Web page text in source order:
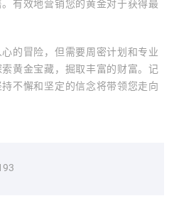
有效地营销您的黄金对于获得最
的冒险，但需要周密计划和专业
黄金宝藏，掘取丰富的财富。记
不懈和坚定的信念将带领您走向